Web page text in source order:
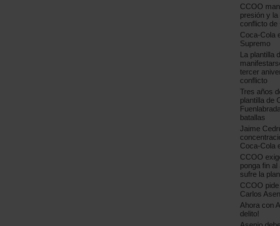
CCOO
presión y la
conflicto de
Coca-Cola
Supremo
La plantilla
tercer
conflicto
Tres años
plantilla de
batallas
Jaime
Coca-Cola
CCOO
ponga fin
sufre la
CCOO
Carlos
Ahora con
delito!